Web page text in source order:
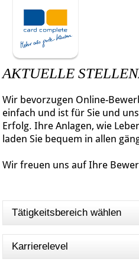
Stellenangebote
Unternehmensziele
Wie bewerbe ich mich
AKTUELLE
Wir bevorzugen Online-
einfach und ist für Sie und
Erfolg. Ihre Anlagen, wie
laden Sie bequem in allen
Wir freuen uns auf Ihre
Tätigkeitsbereich wählen
Karrierelevel